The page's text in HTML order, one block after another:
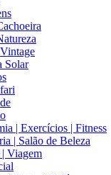
Solar
| Exercícios | Fitness
| Salão de Beleza
Viagem